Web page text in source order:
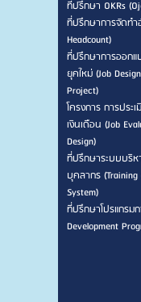
ที่ปรึกษา OKRs
ที่ปรึกษาการจัดทำ
Headcount)
ที่ปรึกษาการออก
ยุคใหม่ (Job
Project)
โครงการ การประ
เงินเดือน (Job
Design)
ที่ปรึกษาระบบบริ
บุคลากร (Training
System)
ที่ปรึกษาโปรแกร
Development